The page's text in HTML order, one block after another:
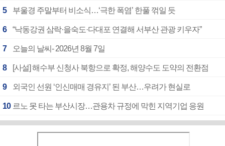
5 부울경 주말부터 비소식…‘극한 폭염’ 한풀 꺾일 듯
6 “낙동강권 삼락·을숙도·다대포 연결해 서부산 관광 키우자”
7 오늘의 날씨- 2026년 8월 7일
8 [사설] 해수부 신청사 북항으로 확정, 해양수도 도약의 전환점
9 외국인 선원 ‘인신매매 경유지’ 된 부산…우려가 현실로
10 르노 못 타는 부산시장…관용차 규정에 막힌 지역기업 응원